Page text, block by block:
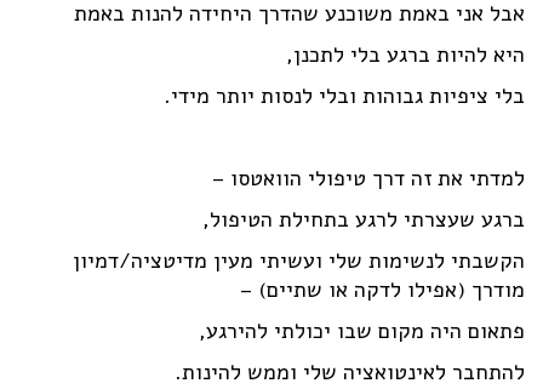
אבל אני באמת משוכנע שהדרך היחידה להנות באמת
היא להיות ברגע בלי לתכנן,
בלי ציפיות גבוהות ובלי לנסות יותר מידי.
למדתי את זה דרך טיפולי הוואטסו –
ברגע שעצרתי לרגע בתחילת הטיפול,
הקשבתי לנשימות שלי ועשיתי מעין מדיטציה/דמיון
מודרך (אפילו לדקה או שתיים) –
פתאום היה מקום שבו יכולתי להירגע,
להתחבר לאינטואציה שלי וממש להינות.